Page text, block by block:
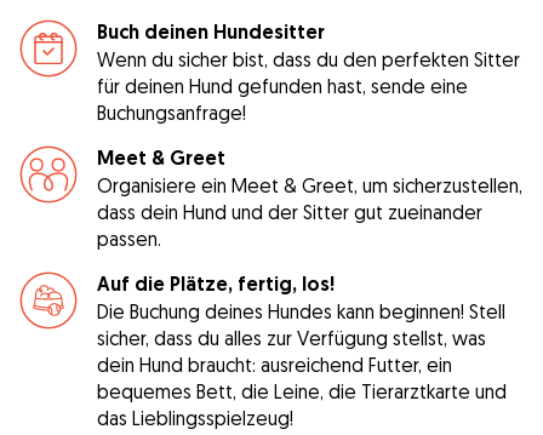
Buch deinen Hundesitter
Wenn du sicher bist, dass du den perfekten Sitter
für deinen Hund gefunden hast, sende eine
Buchungsanfrage!
Meet & Greet
Organisiere ein Meet & Greet, um sicherzustellen,
dass dein Hund und der Sitter gut zueinander
passen.
Auf die Plätze, fertig, los!
Die Buchung deines Hundes kann beginnen! Stell
sicher, dass du alles zur Verfügung stellst, was
dein Hund braucht: ausreichend Futter, ein
bequemes Bett, die Leine, die Tierarztkarte und
das Lieblingsspielzeug!